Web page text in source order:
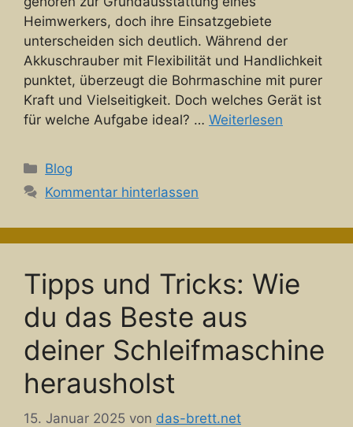
Heimwerkers, doch ihre Einsatzgebiete
unterscheiden sich deutlich. Während der
Akkuschrauber mit Flexibilität und Handlichkeit
punktet, überzeugt die Bohrmaschine mit purer
Kraft und Vielseitigkeit. Doch welches Gerät ist
für welche Aufgabe ideal? … Weiterlesen
Kategorien
Blog
Kommentar hinterlassen
Tipps und Tricks: Wie
du das Beste aus
deiner Schleifmaschine
herausholst
15. Januar 2025 von das-brett.net